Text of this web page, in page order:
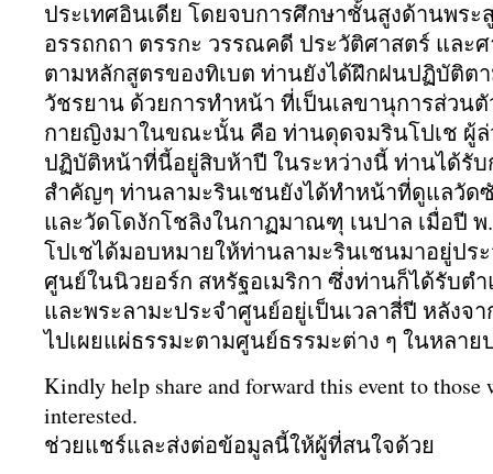
ประเทศอินเดีย โดยจบการศึกษาชั้นสูงด้านพระ
อรรถกถา ตรรกะ วรรณคดี ประวัติศาสตร์ และ
ตามหลักสูตรของทิเบต ท่านยังได้ฝึกฝนปฏิบัติต
วัชรยาน ด้วยการทำหน้า ที่เป็นเลขานุการส่วน
กายญิงมาในขณะนั้น คือ ท่านดุดจมรินโปเช ผู้ล่
ปฏิบัติหน้าที่นี้อยู่สิบห้าปี ในระหว่างนี้ ท่านได้รั
สำคัญๆ ท่านลามะรินเชนยังได้ทำหน้าที่ดูแลวัด
และวัดโดงักโชลิงในกาฏมาณฑุ เนปาล เมื่อปี
โปเชได้มอบหมายให้ท่านลามะรินเชนมาอยู่ปร
ศูนย์ในนิวยอร์ก สหรัฐอเมริกา ซึ่งท่านก็ได้รับต
และพระลามะประจำศูนย์อยู่เป็นเวลาสี่ปี หลังจ
ไปเผยแผ่ธรรมะตามศูนย์ธรรมะต่าง ๆ ในหลาย
Kindly help share and forward this event to those
interested.
ช่วยแชร์และส่งต่อข้อมูลนี้ให้ผู้ที่สนใจด้วย